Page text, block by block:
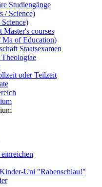
Studiengänge
/ Science)
Master's courses
Ma of Education)
Staatsexamen
oder Teilzeit
Uni "Rabenschlau!"